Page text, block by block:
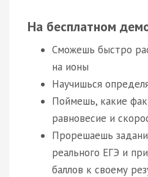
На бесплатном
Сможешь быстро
на ионы
Научишься
Поймешь, какие
равновесие и
Прорешаешь
реального ЕГЭ и
баллов к своему